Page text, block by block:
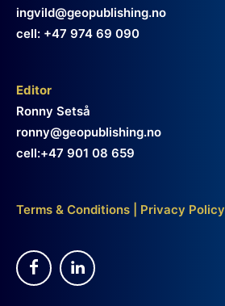
ingvild@geopublishing.no
cell: +47 974 69 090
Editor
Ronny Setså
ronny@geopublishing.no
cell:+47 901 08 659
Terms & Conditions Privacy Policy